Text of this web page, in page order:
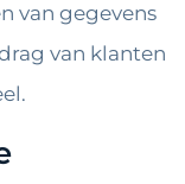
van gegevens
van klanten